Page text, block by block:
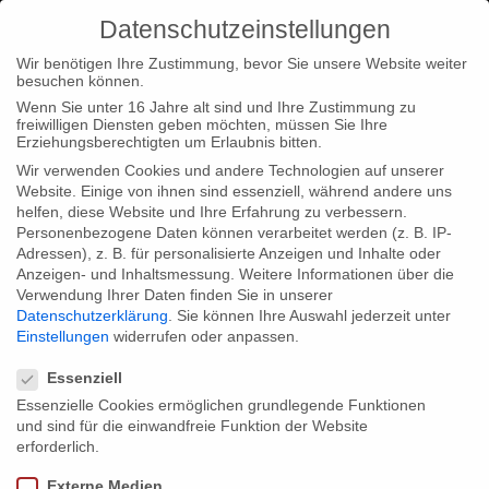
Home Type|News
Make Love is now online and will be
premiere on TV on Sunday
Make Love is now online and will be
premiere on TV on Sunday
Our new tri-medial project “”MAKE LOVE – Making Love can be
learned” is now online. On www.make-love.de you can find the
Datenschutzeinstellungen
Wir benötigen Ihre Zustimmung, bevor Sie unsere Website weiter
besuchen können.
Wenn Sie unter 16 Jahre alt sind und Ihre Zustimmung zu
freiwilligen Diensten geben möchten, müssen Sie Ihre
Erziehungsberechtigten um Erlaubnis bitten.
Wir verwenden Cookies und andere Technologien auf unserer
Website. Einige von ihnen sind essenziell, während andere uns
helfen, diese Website und Ihre Erfahrung zu verbessern.
Personenbezogene Daten können verarbeitet werden (z. B. IP-
Adressen), z. B. für personalisierte Anzeigen und Inhalte oder
Anzeigen- und Inhaltsmessung. Weitere Informationen über die
Verwendung Ihrer Daten finden Sie in unserer
Datenschutzerklärung
Sie können Ihre Auswahl jederzeit unter
Einstellungen widerrufen oder anpassen.
Essenziell
Essenzielle Cookies ermöglichen grundlegende Funktionen
und sind für die einwandfreie Funktion der Website
erforderlich.